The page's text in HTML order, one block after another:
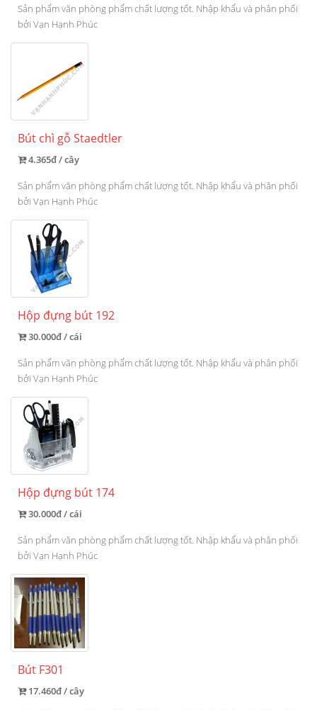
Sản phẩm văn phòng phẩm chất lượng tốt. Nhập khẩu và phân phối
bởi Vạn Hạnh Phúc
Bút chì gỗ Staedtler
4.365đ / cây
Sản phẩm văn phòng phẩm chất lượng tốt. Nhập khẩu và phân phối
bởi Vạn Hạnh Phúc
Hộp đựng bút 192
30.000đ / cái
Sản phẩm văn phòng phẩm chất lượng tốt. Nhập khẩu và phân phối
bởi Vạn Hạnh Phúc
Hộp đựng bút 174
30.000đ / cái
Sản phẩm văn phòng phẩm chất lượng tốt. Nhập khẩu và phân phối
bởi Vạn Hạnh Phúc
Bút F301
17.460đ / cây